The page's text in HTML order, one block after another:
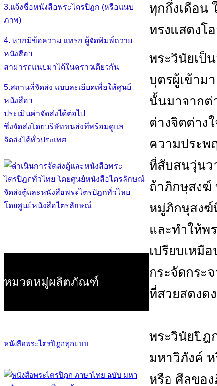
3.แจ้งชื่อหนังสือพระไตรปิฎก (หรือแนบ
ภาพ)
4. หากมีข้อความ แทรก ผู้จัดพิมพ์ถวาย
หนังสือฯ
สามารถแนบมาได้ในคราวเดียวกัน
5.สถานที่จัดส่ง แบบละเอียดเพื่อให้ศูนย์
หนังสือฯ
ประเมินค่าจัดส่งได้ต่อไป
ซึ่งจัดส่งโดยบริษัทขนส่งที่พร้อมดูแล
จัดส่งได้ทั่วประเทศ
จัดส่งตู้และหนังสือพระไตรปิฎกทั่วไทย
โดยศูนย์หนังสือไตรลักษณ์
..........................................................
หมวดหมู่ผลิตภัณฑ์
หนังสือพระไตรปิฎกทุกแบบ
ทุกกึ่งเดือน
ทรงแสดงโ
พระวินัยเป็
บุตรผู้เข้าม
นั้นมาจากต่
ต่างจิตต่าง
ความประพ
ที่สับสนวุ่นว
ถ้าภิกษุสงฆ์
หมู่ภิกษุสงฆ์
และทำให้พ
เปรียบเหมื
กระจัดกระ
ที่สวยสดงด
พระวินัยปิฎ
มหาวิภังค์
หรือ ศีลขอ